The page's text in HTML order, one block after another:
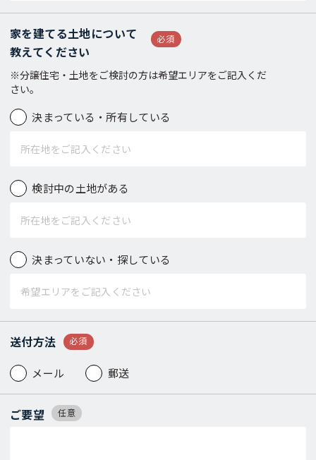
家を建てる土地について
教えてください
※分譲住宅・土地をご検討の方は希望エリアをご記入くだ
さい。
必須
決まっている・所有している
検討中の土地がある
決まっていない・探している
送付方法 必須
メール 郵送
ご要望 任意